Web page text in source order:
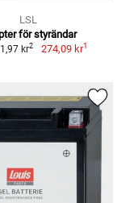
LSL
för styrändar
kr2 274,09 kr1